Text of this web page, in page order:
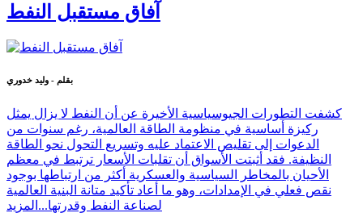
آفاق مستقبل النفط
بقلم - وليد خدوري
كشفت التطورات الجيوسياسية الأخيرة عن أن النفط لا يزال يمثل
ركيزة أساسية في منظومة الطاقة العالمية، رغم سنوات من
الدعوات إلى تقليص الاعتماد عليه وتسريع التحول نحو الطاقة
النظيفة. فقد أثبتت الأسواق أن تقلبات الأسعار ترتبط في معظم
الأحيان بالمخاطر السياسية والعسكرية أكثر من ارتباطها بوجود
نقص فعلي في الإمدادات، وهو ما أعاد تأكيد متانة البنية العالمية
لصناعة النفط وقدرتها... المزيد